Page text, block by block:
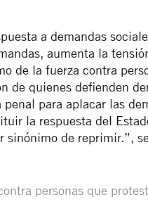
a demandas
aumenta la
de la fuerza contra
de quienes defienden
para aplacar las
la respuesta del
sinónimo de reprimir.”,
personas que